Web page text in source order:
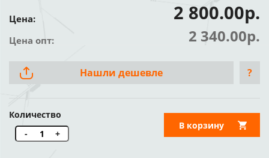
Цена: 2 800.00р.
Цена опт: 2 340.00р.
Нашли дешевле ?
Количество
-
+
В корзину